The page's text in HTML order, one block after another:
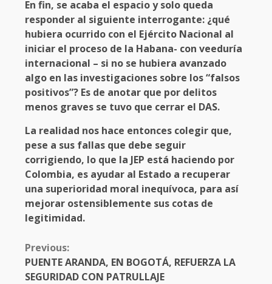
En fin, se acaba el espacio y solo queda
responder al siguiente interrogante: ¿qué
hubiera ocurrido con el Ejército Nacional al
iniciar el proceso de la Habana- con veeduría
internacional – si no se hubiera avanzado
algo en las investigaciones sobre los “falsos
positivos”? Es de anotar que por delitos
menos graves se tuvo que cerrar el DAS.
La realidad nos hace entonces colegir que,
pese a sus fallas que debe seguir
corrigiendo, lo que la JEP está haciendo por
Colombia, es ayudar al Estado a recuperar
una superioridad moral inequívoca, para así
mejorar ostensiblemente sus cotas de
legitimidad.
CONTINUE
READING
Previous:
PUENTE ARANDA, EN BOGOTÁ, REFUERZA LA
SEGURIDAD CON PATRULLAJE